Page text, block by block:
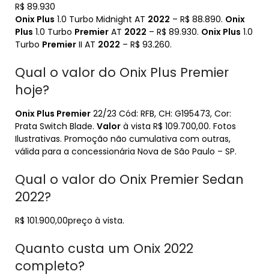
R$ 89.930
Onix Plus 1.0 Turbo Midnight AT 2022 – R$ 88.890. Onix
Plus 1.0 Turbo Premier AT 2022 – R$ 89.930. Onix Plus 1.0
Turbo Premier II AT 2022 – R$ 93.260.
Qual o valor do Onix Plus Premier
hoje?
Onix Plus Premier 22/23 Cód: RFB, CH: G195473, Cor:
Prata Switch Blade. Valor à vista R$ 109.700,00. Fotos
Ilustrativas. Promoção não cumulativa com outras,
válida para a concessionária Nova de São Paulo – SP.
Qual o valor do Onix Premier Sedan
2022?
R$ 101.900,00preço à vista.
Quanto custa um Onix 2022
completo?